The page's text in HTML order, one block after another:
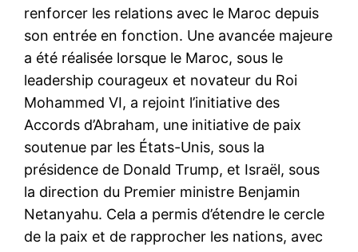
renforcer les relations avec le Maroc depuis
son entrée en fonction. Une avancée majeure
a été réalisée lorsque le Maroc, sous le
leadership courageux et novateur du Roi
Mohammed VI, a rejoint l’initiative des
Accords d’Abraham, une initiative de paix
soutenue par les États-Unis, sous la
présidence de Donald Trump, et Israël, sous
la direction du Premier ministre Benjamin
Netanyahu. Cela a permis d’étendre le cercle
de la paix et de rapprocher les nations, avec